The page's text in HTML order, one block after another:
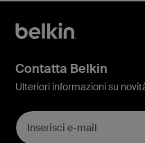
Contatta Belkin
Ulteriori informazioni su